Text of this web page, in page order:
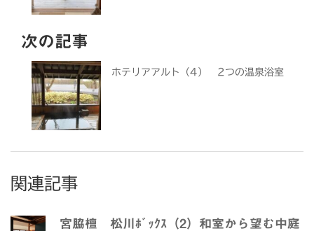
次の記事
ホテリアアルト（4） 2つの温泉浴室
関連記事
宮脇檀 松川ﾎﾞｯｸｽ（2）和室から望む中庭